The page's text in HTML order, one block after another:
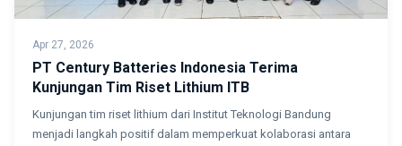
Apr 27, 2026
PT Century Batteries Indonesia Terima
Kunjungan Tim Riset Lithium ITB
Kunjungan tim riset lithium dari Institut Teknologi Bandung
menjadi langkah positif dalam memperkuat kolaborasi antara